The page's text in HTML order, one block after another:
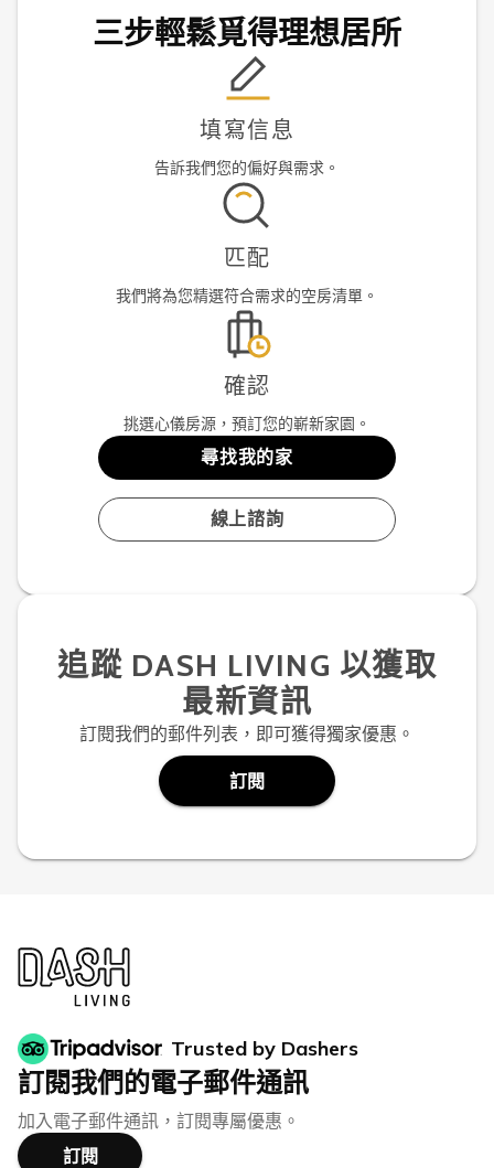
三步輕鬆覓得理想居所
填寫信息
告訴我們您的偏好與需求。
匹配
我們將為您精選符合需求的空房清單。
確認
挑選心儀房源，預訂您的嶄新家園。
尋找我的家
線上諮詢
追蹤 DASH LIVING 以獲取
最新資訊
訂閱我們的郵件列表，即可獲得獨家優惠。
訂閱
Trusted by Dashers
訂閱我們的電子郵件通訊
加入電子郵件通訊，訂閱專屬優惠。
訂閱